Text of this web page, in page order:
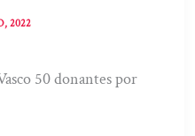
2022
50 donantes por